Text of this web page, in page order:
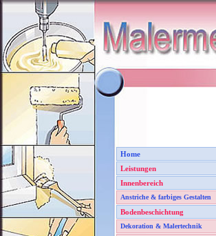
Home
Leistungen
Innenbereich
Anstriche & farbiges Gestalten
Bodenbeschichtung
Dekoration & Malertechnik